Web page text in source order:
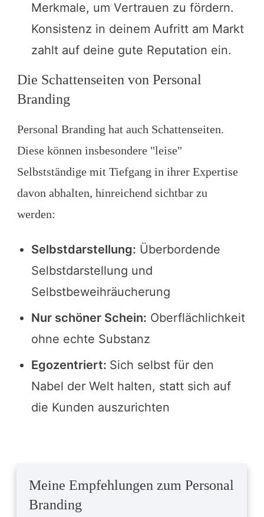
Merkmale, um Vertrauen zu fördern.
Konsistenz in deinem Aufritt am Markt
zahlt auf deine gute Reputation ein.
Die Schattenseiten von Personal
Branding
Personal Branding hat auch Schattenseiten.
Diese können insbesondere "leise"
Selbstständige mit Tiefgang in ihrer Expertise
davon abhalten, hinreichend sichtbar zu
werden:
Selbstdarstellung: Überbordende
Selbstdarstellung und
Selbstbeweihräucherung
Nur schöner Schein: Oberflächlichkeit
ohne echte Substanz
Egozentriert: Sich selbst für den
Nabel der Welt halten, statt sich auf
die Kunden auszurichten
Meine Empfehlungen zum Personal
Branding